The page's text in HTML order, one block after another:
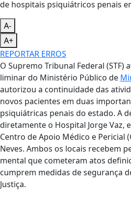
A-
A+
REPORTAR ERROS
O Supremo Tribunal Federal (STF)
liminar do Ministério Público de
autorizou a continuidade das
novos pacientes em duas
psiquiátricas penais do estado. A
diretamente o Hospital Jorge Vaz,
Centro de Apoio Médico e Pericial
Neves. Ambos os locais recebem
mental que cometeram atos
cumprem medidas de segurança
Justiça.